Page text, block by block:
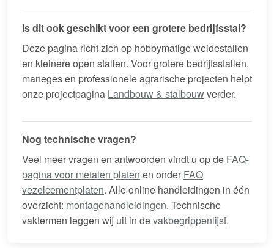
Is dit ook geschikt voor een grotere bedrijfsstal?
Deze pagina richt zich op hobbymatige weidestallen
en kleinere open stallen. Voor grotere bedrijfsstallen,
maneges en professionele agrarische projecten helpt
onze projectpagina Landbouw & stalbouwverder.
Nog technische vragen?
Veel meer vragen en antwoorden vindt u op de FAQ-
pagina voor metalen platen en onder FAQ
vezelcementplaten. Alle online handleidingen in één
overzicht: montagehandleidingen. Technische
vaktermen leggen wij uit in devakbegrippenlijst.